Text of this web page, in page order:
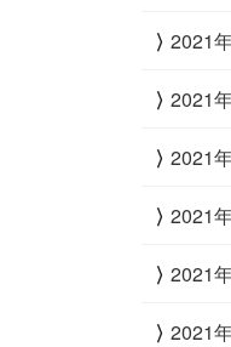
2021
2021
2021
2021
2021
2021